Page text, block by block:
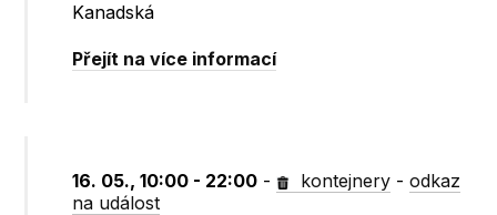
Kanadská
Přejít na více informací
16. 05., 10:00 - 22:00 - kontejnery -odkaz
na událost